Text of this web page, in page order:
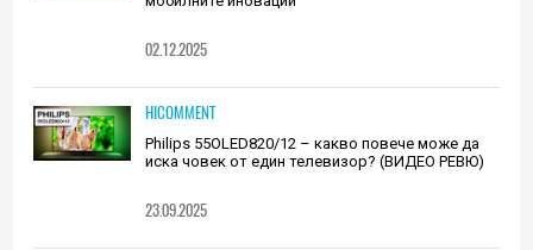
02.12.2025
HICOMMENT
Philips 55OLED820/12 – какво повече може да
иска човек от един телевизор? (ВИДЕО РЕВЮ)
23.09.2025